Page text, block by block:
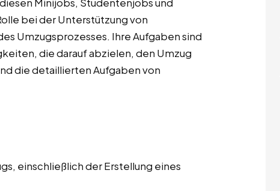
Minijobs, Studentenjobs und
bei der Unterstützung von
Umzugsprozesses. Ihre Aufgaben sind
die darauf abzielen, den Umzug
die detaillierten Aufgaben von
einschließlich der Erstellung eines